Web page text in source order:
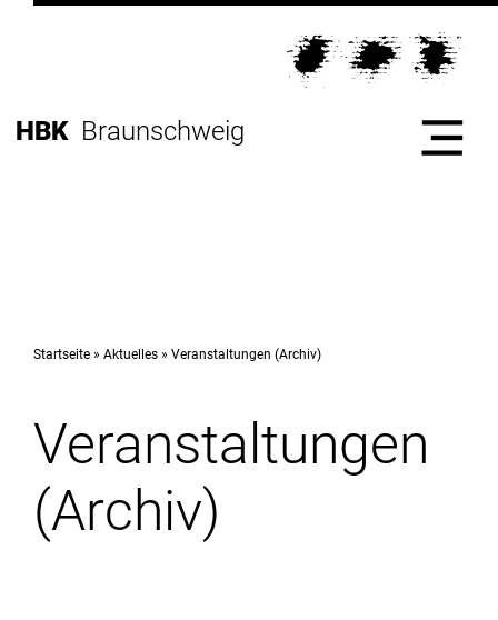
Inhalt
zur
Direkt
HBK Braunschweig
Hochschule
Studium
Institute
Startseite Aktuelles Veranstaltungen (Archiv)
Veranstaltungen
(Archiv)